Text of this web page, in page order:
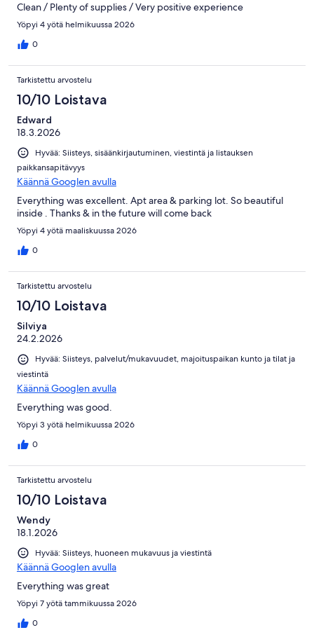
Clean / Plenty of supplies / Very positive experience
Yöpyi 4 yötä helmikuussa 2026
0
Tarkistettu arvostelu
10/10 Loistava
Edward
18.3.2026
Hyvää: Siisteys, sisäänkirjautuminen, viestintä ja listauksen
paikkansapitävyys
Käännä Googlen avulla
Everything was excellent. Apt area & parking lot. So beautiful
inside . Thanks & in the future will come back
Yöpyi 4 yötä maaliskuussa 2026
0
Tarkistettu arvostelu
10/10 Loistava
Silviya
24.2.2026
Hyvää: Siisteys, palvelut/mukavuudet, majoituspaikan kunto ja tilat ja
viestintä
Käännä Googlen avulla
Everything was good.
Yöpyi 3 yötä helmikuussa 2026
0
Tarkistettu arvostelu
10/10 Loistava
Wendy
18.1.2026
Hyvää: Siisteys, huoneen mukavuus ja viestintä
Käännä Googlen avulla
Everything was great
Yöpyi 7 yötä tammikuussa 2026
0